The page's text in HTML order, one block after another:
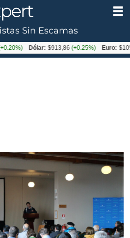
Sin Escamas
Dólar: $913,86(+0.25%) Euro: $1053,08(-